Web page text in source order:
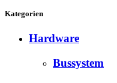
Kategorien
Hardware
Bussystem